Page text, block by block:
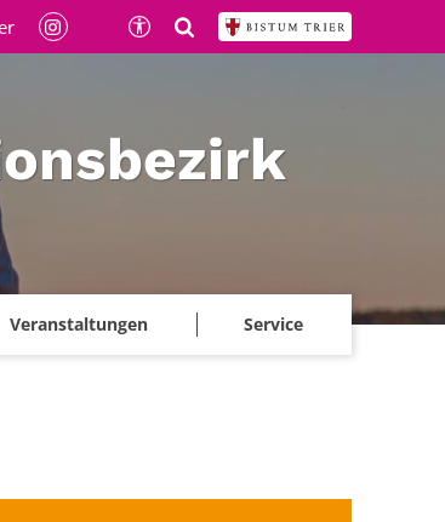
Veranstaltungen Service